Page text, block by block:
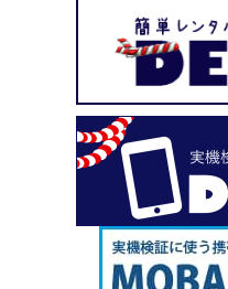
で、万一レンタルスマホ
い、という場合も安心し
デッセがスマホのレンタ
ポケットwifiのレンタルサ
はありますが、通信速度
たりと不便な面も否めま
電波圏内ならいつでも快
ケットwifiをレンタルで
望の際はお気軽にご相談